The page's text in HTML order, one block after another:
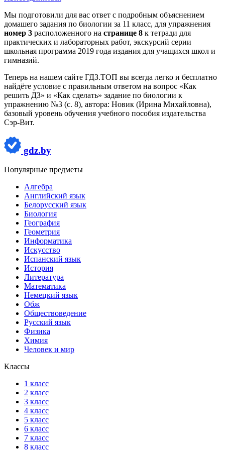
Мы подготовили для вас ответ c подробным объяснением
домашего задания по биологии за 11 класс, для упражнения
номер 3 расположенного на странице 8 к тетради для
практических и лабораторных работ, экскурсий серии
школьная программа 2019 года издания для учащихся школ и
гимназий.
Теперь на нашем сайте ГДЗ.ТОП вы всегда легко и бесплатно
найдёте условие с правильным ответом на вопрос «Как
решить ДЗ» и «Как сделать» задание по биологии к
упражнению №3 (с. 8), автора: Новик (Ирина Михайловна),
базовый уровень обучения учебного пособия издательства
Сэр-Вит.
gdz.by
Популярные предметы
Алгебра
Английский язык
Белорусский язык
Биология
География
Геометрия
Информатика
Искусство
Испанский язык
История
Литература
Математика
Немецкий язык
Обж
Обществоведение
Русский язык
Физика
Химия
Человек и мир
Классы
1 класс
2 класс
3 класс
4 класс
5 класс
6 класс
7 класс
8 класс